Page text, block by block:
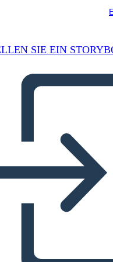
SIE EIN
e Motivi del